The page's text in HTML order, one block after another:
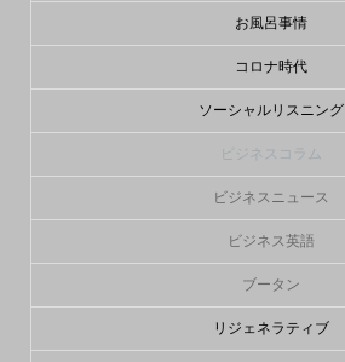
お風呂事情
コロナ時代
ソーシャルリスニング
ビジネスコラム
ビジネスニュース
ビジネス英語
ブータン
リジェネラティブ